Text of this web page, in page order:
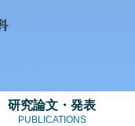
研究論文・発表
PUBLICATIONS